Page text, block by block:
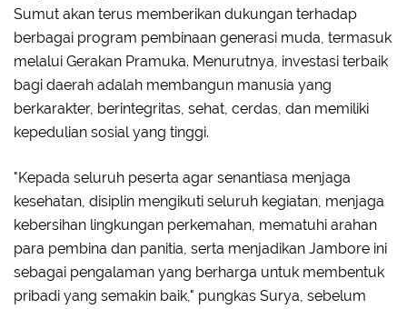
Sumut akan terus memberikan dukungan terhadap
berbagai program pembinaan generasi muda, termasuk
melalui Gerakan Pramuka. Menurutnya, investasi terbaik
bagi daerah adalah membangun manusia yang
berkarakter, berintegritas, sehat, cerdas, dan memiliki
kepedulian sosial yang tinggi.
"Kepada seluruh peserta agar senantiasa menjaga
kesehatan, disiplin mengikuti seluruh kegiatan, menjaga
kebersihan lingkungan perkemahan, mematuhi arahan
para pembina dan panitia, serta menjadikan Jambore ini
sebagai pengalaman yang berharga untuk membentuk
pribadi yang semakin baik," pungkas Surya, sebelum